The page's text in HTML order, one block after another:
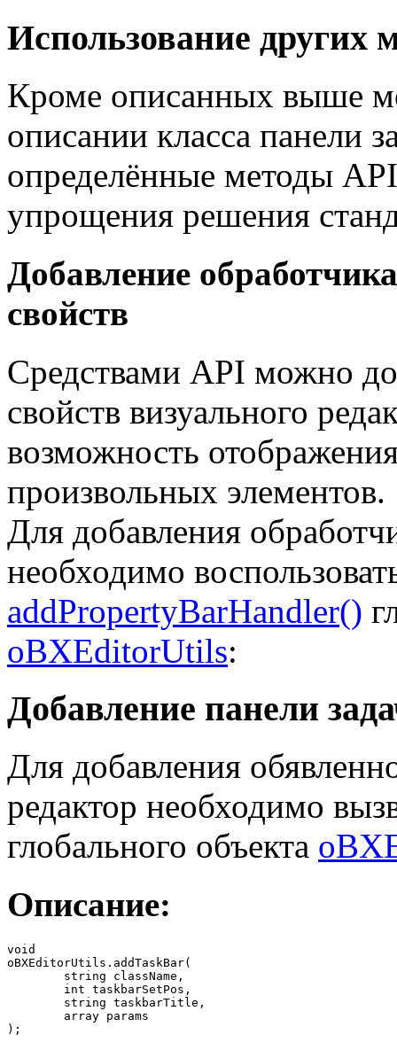
Использование других
Кроме описанных выше
описании класса панели
определённые методы
упрощения решения
Добавление
свойств
Средствами API можно
свойств визуального
возможность
произвольных элементов.
Для добавления
необходимо
addPropertyBarHandler()
oBXEditorUtils:
Добавление панели
Для добавления
редактор необходимо
глобального объекта
Описание:
void
oBXEditorUtils.addTaskBar(
);